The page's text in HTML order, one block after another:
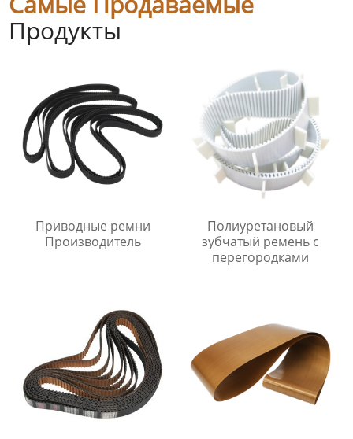
Продукты
Приводные ремни
Производитель
Полиуретановый
зубчатый ремень с
перегородками